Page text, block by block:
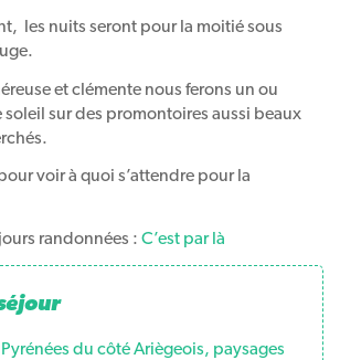
les nuits seront pour la moitié sous
et clémente nous ferons un ou
soleil sur des promontoires aussi beaux
voir à quoi s’attendre pour la
randonnées : C’est par là
du côté Ariègeois, paysages